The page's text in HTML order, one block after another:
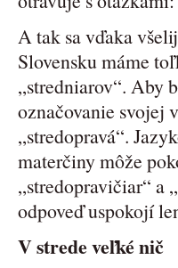
A tak sa vďaka
Slovensku máme
„stredniarov“. Aby
označovanie svojej
„stredopravá“.
materčiny môže
„stredopravičiar“ a
odpoveď uspokojí
V strede veľké nič